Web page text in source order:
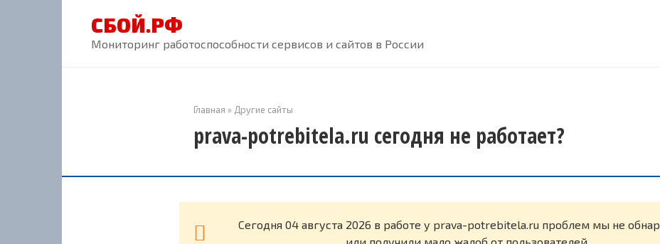
СБОЙ.РФ
Мониторинг работоспособности сервисов и сайтов в России
Главная » Другие сайты
prava-potrebitela.ru сегодня не работает?
Cегодня 04 августа 2026 в работе у prava-potrebitela.ru проблем мы не